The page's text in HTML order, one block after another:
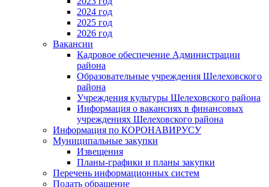
2024 год
2025 год
2026 год
Вакансии
Кадровое обеспечение Администрации
района
Образовательные учреждения Шелеховского
района
Учреждения культуры Шелеховского района
Информация о вакансиях в финансовых
учреждениях Шелеховского района
Информация по КОРОНАВИРУСУ
Муниципальные закупки
Извещения
Планы-графики и планы закупки
Перечень информационных систем
Подать обращение